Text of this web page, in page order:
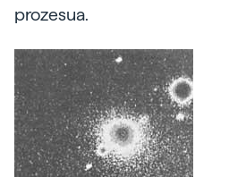
prozesua.